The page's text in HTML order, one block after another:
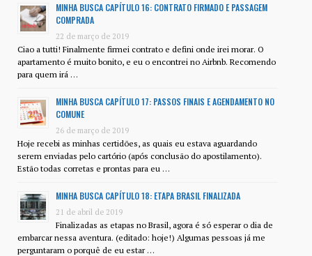
MINHA BUSCA CAPÍTULO 16: CONTRATO FIRMADO E PASSAGEM
COMPRADA
22 de março de 2019
Ciao a tutti! Finalmente firmei contrato e defini onde irei morar. O
apartamento é muito bonito, e eu o encontrei no Airbnb. Recomendo
para quem irá …
MINHA BUSCA CAPÍTULO 17: PASSOS FINAIS E AGENDAMENTO NO
COMUNE
26 de março de 2019
Hoje recebi as minhas certidões, as quais eu estava aguardando
serem enviadas pelo cartório (após conclusão do apostilamento).
Estão todas corretas e prontas para eu …
MINHA BUSCA CAPÍTULO 18: ETAPA BRASIL FINALIZADA
21 de abril de 2019
Finalizadas as etapas no Brasil, agora é só esperar o dia de
embarcar nessa aventura. (editado: hoje!) Algumas pessoas já me
perguntaram o porquê de eu estar …